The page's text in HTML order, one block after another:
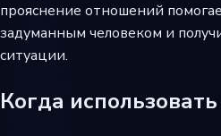
прояснение отношений
задуманным человеком и
ситуации.
Когда